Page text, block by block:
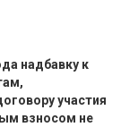
надбавку к
участия
взносом не